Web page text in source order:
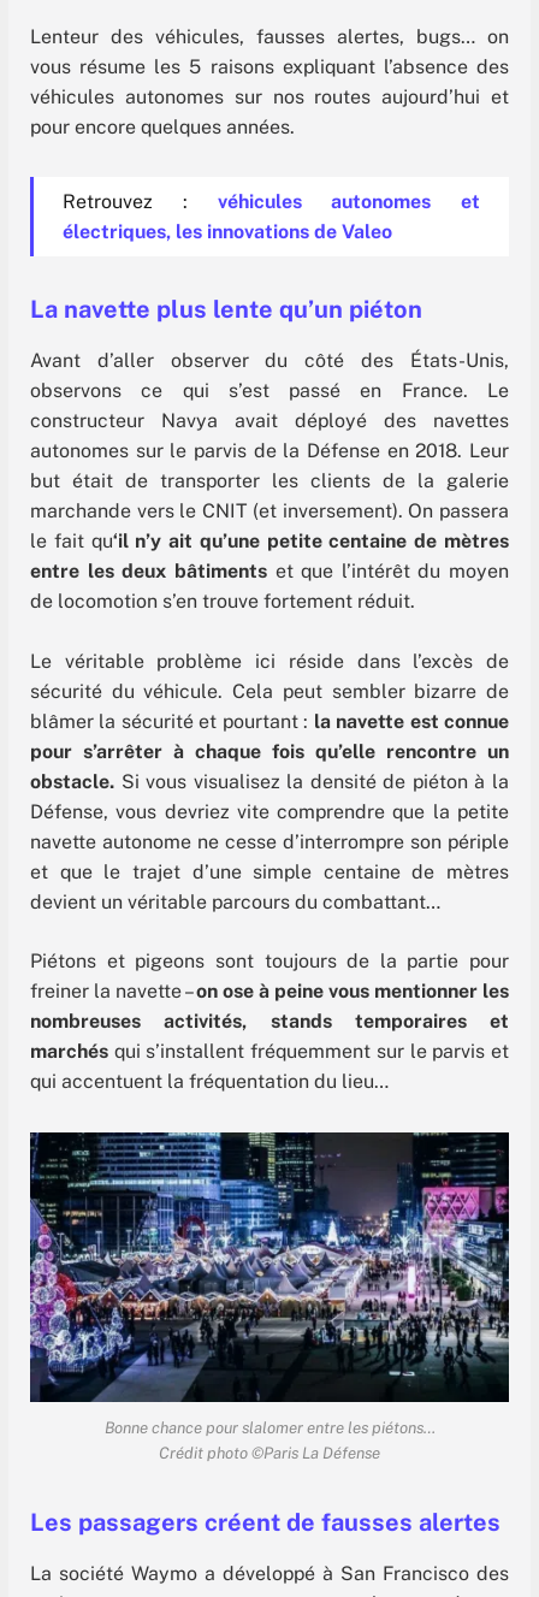
Lenteur des véhicules, fausses alertes, bugs… on
vous résume les 5 raisons expliquant l’absence des
véhicules autonomes sur nos routes aujourd’hui et
pour encore quelques années.
Retrouvez : véhicules autonomes et
électriques, les innovations de Valeo
La navette plus lente qu’un piéton
Avant d’aller observer du côté des États-Unis,
observons ce qui s’est passé en France. Le
constructeur Navya avait déployé des navettes
autonomes sur le parvis de la Défense en 2018. Leur
but était de transporter les clients de la galerie
marchande vers le CNIT (et inversement). On passera
le fait qu‘il n’y ait qu’une petite centaine de mètres
entre les deux bâtiments et que l’intérêt du moyen
de locomotion s’en trouve fortement réduit.
Le véritable problème ici réside dans l’excès de
sécurité du véhicule. Cela peut sembler bizarre de
blâmer la sécurité et pourtant : la navette est connue
pour s’arrêter à chaque fois qu’elle rencontre un
obstacle. Si vous visualisez la densité de piéton à la
Défense, vous devriez vite comprendre que la petite
navette autonome ne cesse d’interrompre son périple
et que le trajet d’une simple centaine de mètres
devient un véritable parcours du combattant…
Piétons et pigeons sont toujours de la partie pour
freiner la navette –on ose à peine vous mentionner les
nombreuses activités, stands temporaires et
marchés qui s’installent fréquemment sur le parvis et
qui accentuent la fréquentation du lieu…
Bonne chance pour slalomer entre les piétons…
Crédit photo ©Paris La Défense
Les passagers créent de fausses alertes
La société Waymo a développé à San Francisco des